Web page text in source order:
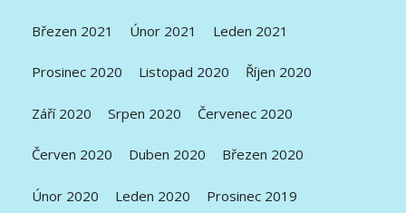
Březen 2021 Únor 2021 Leden 2021
Prosinec 2020 Listopad 2020 Říjen 2020
Září 2020 Srpen 2020 Červenec 2020
Červen 2020 Duben 2020 Březen 2020
Únor 2020 Leden 2020 Prosinec 2019